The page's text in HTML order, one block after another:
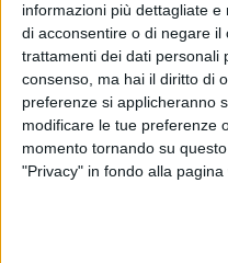
informazioni più dettagliate
di acconsentire o di negare il
trattamenti dei dati personali
consenso, ma hai il diritto di
preferenze si applicheranno
modificare le tue preferenze
momento tornando su
"Privacy" in fondo alla pagina
Un grande atto di fiducia
batte e si prodiga
Territorio e della nostra
rappresenta una grande
Puglia e non solo, per
vicinanza ai singoli